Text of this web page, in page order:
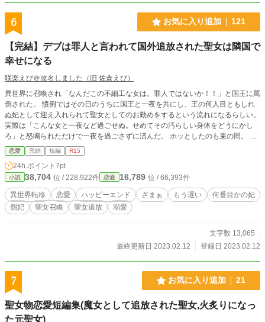
6 お気に入り追加 121
【完結】デブは罪人と言われて国外追放された聖女は隣国で
幸せになる
咲楽えび＠改名しました（旧 佐倉えび）
異世界に召喚され「なんだこの不細工な女は。罪人ではないか！！」と国王に罵
倒された。 慣例ではその日のうちに国王と一夜を共にし、王の何人目ともしれ
ぬ妃として迎え入れられて聖女としてのお勤めをするという流れになるらしい。
実際は「こんな女と一夜など過ごせぬ。せめてその汚らしい身体をどうにかし
ろ」と怒鳴られただけで一夜を過ごさずに済んだ。 ホッとしたのも束の間。 痩
せて綺麗にならなければ罪人に下賜されるらしい。 冗談じゃない！ 私の身体
は私のものよ！ そう奮起したものの、怒りも長くは続かない性格で……？ 孤独
な女性が、諦めたり、ちょっとだけ頑張ったりしながら幸せになるまでのお話。
恋愛 完結 短編 R15
24h.ポイント 7pt
小説 38,704 位 / 228,922件 恋愛 16,789 位 / 66,393件
異世界転移 恋愛 ハッピーエンド ざまぁ もう遅い
何番目かの妃
側妃
聖女召喚 聖女追放 溺愛
文字数 13,065
最終更新日 2023.02.12
登録日 2023.02.12
7 お気に入り追加 21
聖女物恋愛短編集(魔女として追放された聖女,火炙りになっ
た元聖女)